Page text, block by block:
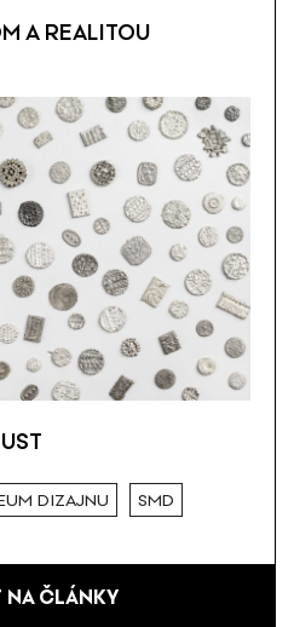
A REALITOU
DIZAJNU SMD
NA ČLÁNKY